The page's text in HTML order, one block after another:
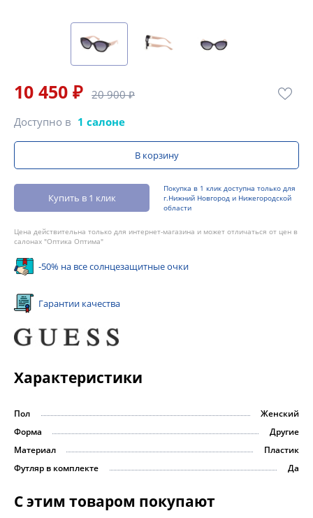
10 450 ₽ 20 900 ₽
Доступно в 1 салоне
В корзину
Купить в 1 клик
Покупка в 1 клик доступна только для
г.Нижний Новгород и Нижегородской
области
Цена действительна только для интернет-магазина и может отличаться от цен в
салонах "Оптика Оптима"
-50% на все солнцезащитные очки
Гарантии качества
Характеристики
Пол
Женский
Форма
Другие
Материал
Пластик
Футляр в комплекте
Да
С этим товаром покупают